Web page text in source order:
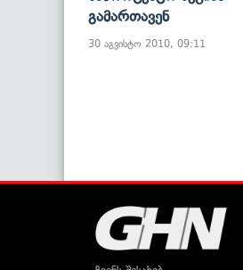
Გამართავენ
30 აგვისტო 2010, 09:11